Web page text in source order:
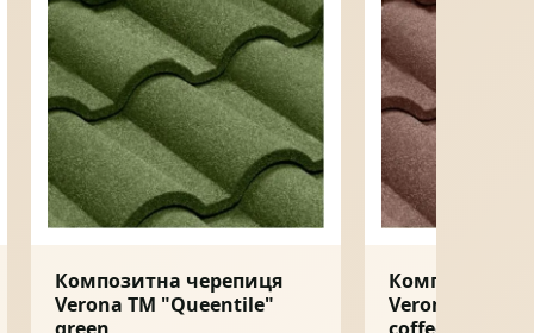
Композитна черепиця
Verona ТМ "Queentile"
green
Композитна
Verona ТМ
coffee